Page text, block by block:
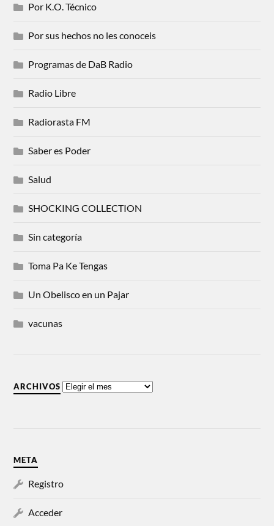
Por K.O. Técnico
Por sus hechos no les conoceis
Programas de DaB Radio
Radio Libre
Radiorasta FM
Saber es Poder
Salud
SHOCKING COLLECTION
Sin categoría
Toma Pa Ke Tengas
Un Obelisco en un Pajar
vacunas
ARCHIVOS
META
Registro
Acceder